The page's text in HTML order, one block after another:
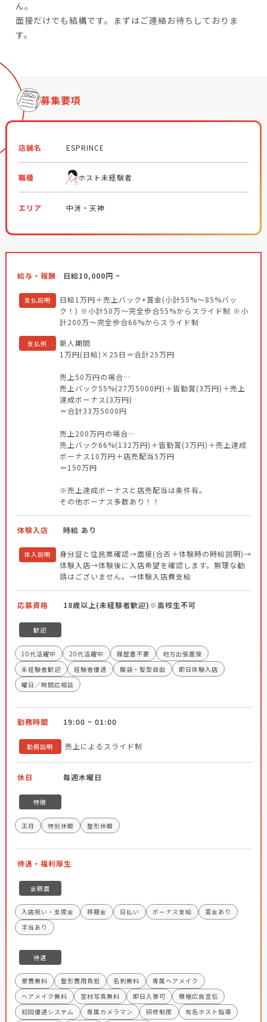
ん。
面接だけでも結構です。まずはご連絡お待ちしておりま
す。
募集要項
店舗名 ESPRINCE
職種 ホスト未経験者
エリア 中洲・天神
給与・報酬 日給10,000円 ~
支払説明
日給1万円＋売上バック+賞金(小計55%〜85%バッ
ク！) ※小計50万〜完全歩合55%からスライド制 ※小
計200万〜完全歩合66%からスライド制
支払例
新人期間
1万円(日給)×25日＝合計25万円
売上50万円の場合…
売上バック55%(27万5000円)＋皆勤賞(3万円)＋売上
達成ボーナス(3万円)
＝合計33万5000円
売上200万円の場合…
売上バック66%(132万円)＋皆勤賞(3万円)＋売上達成
ボーナス10万円＋店売配当5万円
＝150万円
※売上達成ボーナスと店売配当は条件有。
その他ボーナス多数あり！！
体験入店 時給 あり
体入説明
身分証と住民票確認→面接(合否＋体験時の時給説明)→
体験入店→体験後に入店希望を確認します。無理な勧
誘はございません。→体験入店費支給
応募資格 18歳以上(未経験者歓迎)※高校生不可
歓迎
10代活躍中 20代活躍中 履歴書不要
地方出張面接
未経験者歓迎
経験者優遇 服装・髪型自由
即日体験入店
曜日／時間応相談
勤務時間 19:00 ~ 01:00
勤務説明 売上によるスライド制
休日 毎週木曜日
特徴
正月 特別休暇 整形休暇
待遇・福利厚生
金額面
入店祝い・支度金 移籍金 日払い ボーナス支給
賞金あり
手当あり
待遇
寮費無料 整形費用負担 名刺無料
専属ヘアメイク
ヘアメイク無料
宣材写真無料 即日入寮可
積極広告宣伝
初回優遇システム
専属カメラマン 研修制度
有名ホスト指導